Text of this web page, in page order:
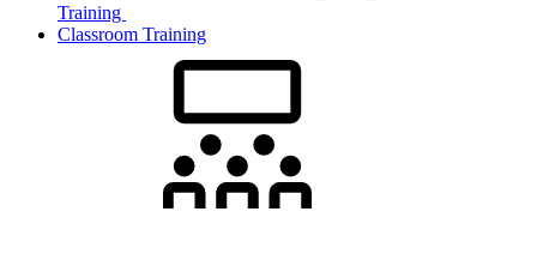
Training
Classroom Training